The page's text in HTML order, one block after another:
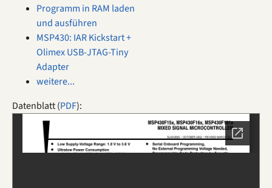
Programm in RAM laden
und ausführen
MSP430: IAR Kickstart +
Olimex USB-JTAG-Tiny
Adapter
weitere...
Datenblatt (PDF):